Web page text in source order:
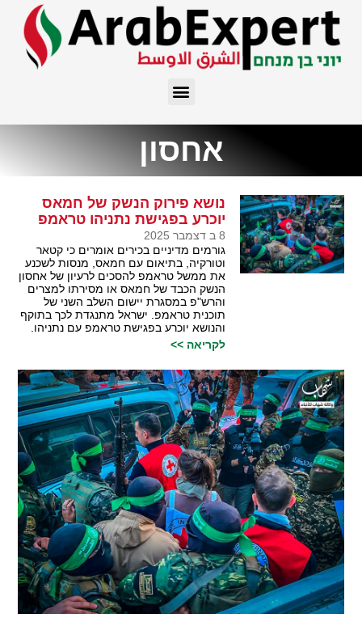
אחסון
נושא פירוק הנשק של חמאס
יוכרע בפגישת נתניהו טראמפ
8 ב דצמבר 2025
גורמים מדיניים בכירים אומרים כי קטאר
וטורקיה, בתיאום עם חמאס, מנסות לשכנע
את ממשל טראמפ להסכים לרעיון של אחסון
הנשק הכבד של חמאס או מסירתו למצרים
והרש"פ במסגרת יישום השלב השני של
תוכנית טראמפ. ישראל מתנגדת לכך בתוקף
והנושא יוכרע בפגישת טראמפ עם נתניהו.
לקריאה >>